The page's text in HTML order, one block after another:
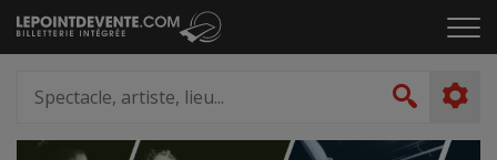
Passer
au
le
artiste,
lieu...